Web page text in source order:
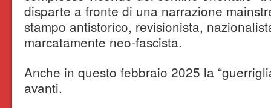
disparte a fronte di una narrazione
stampo antistorico, revisionista,
marcatamente neo-fascista.
Anche in questo febbraio 2025 la
avanti.